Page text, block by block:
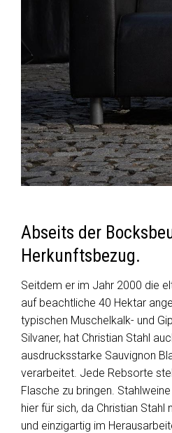
Abseits der
Herkunftsbezug.
Seitdem er im Jahr 2000 die
auf beachtliche 40 Hektar
typischen Muschelkalk- und
Silvaner, hat Christian Stahl
ausdrucksstarke Sauvignon
verarbeitet. Jede Rebsorte
Flasche zu bringen.
hier für sich, da Christian
und einzigartig im